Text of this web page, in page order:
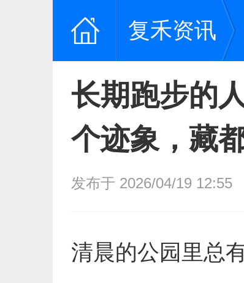
复禾资讯
长期跑步的
个迹象，藏
发布于 2026/04/19 12:55
清晨的公园里总